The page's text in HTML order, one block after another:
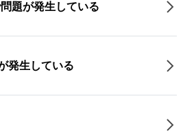
題が発生している
発生している